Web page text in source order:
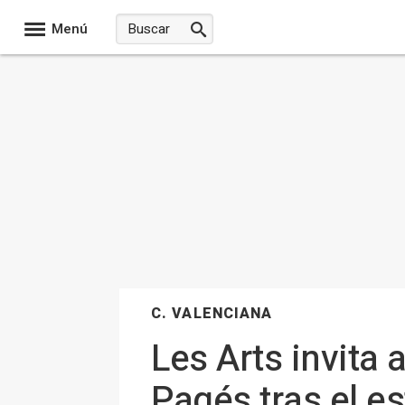
Menú
C. VALENCIANA
Les Arts invita